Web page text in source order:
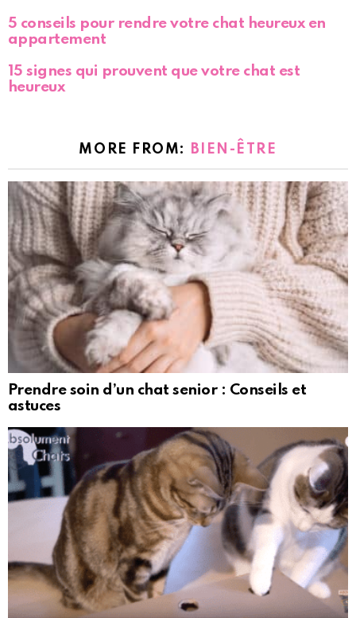
5 conseils pour rendre votre chat heureux en
appartement
15 signes qui prouvent que votre chat est
heureux
MORE FROM: BIEN-ÊTRE
Prendre soin d’un chat senior : Conseils et
astuces